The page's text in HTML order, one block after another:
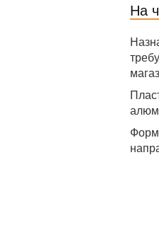
На